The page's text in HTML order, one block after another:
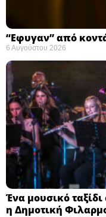
“Εφυγαν” από
6 Αυγούστου 2026
Ένα μουσικό
η Δημοτική